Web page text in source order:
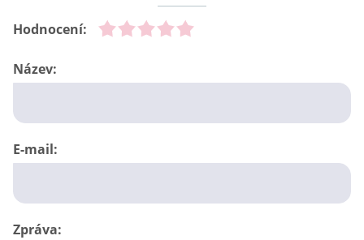
Hodnocení:
Název:
E-mail:
Zpráva: